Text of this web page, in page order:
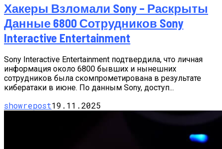
Хакеры Взломали Sony – Раскрыты
Данные 6800 Сотрудников Sony
Interactive Entertainment
Sony Interactive Entertainment подтвердила, что личная
информация около 6800 бывших и нынешних
сотрудников была скомпрометирована в результате
кибератаки в июне. По данным Sony, доступ...
showrepost19.11.2025